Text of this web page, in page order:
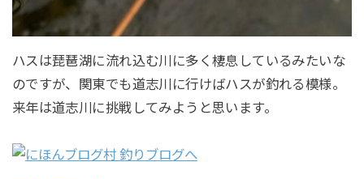
ハスは琵琶湖に流れ込む川に多く棲息しているみたいな
のですが、関東でも道志川に行けばハスが釣れる模様。
来年は道志川に挑戦してみようと思います。